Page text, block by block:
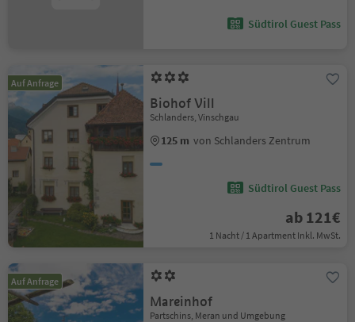
Südtirol Guest Pass
Auf Anfrage
Biohof Vill
Schlanders, Vinschgau
125 m von Schlanders Zentrum
Südtirol Guest Pass
ab 121€
1 Nacht / 1 Apartment Inkl. MwSt.
Auf Anfrage
Mareinhof
Partschins, Meran und Umgebung